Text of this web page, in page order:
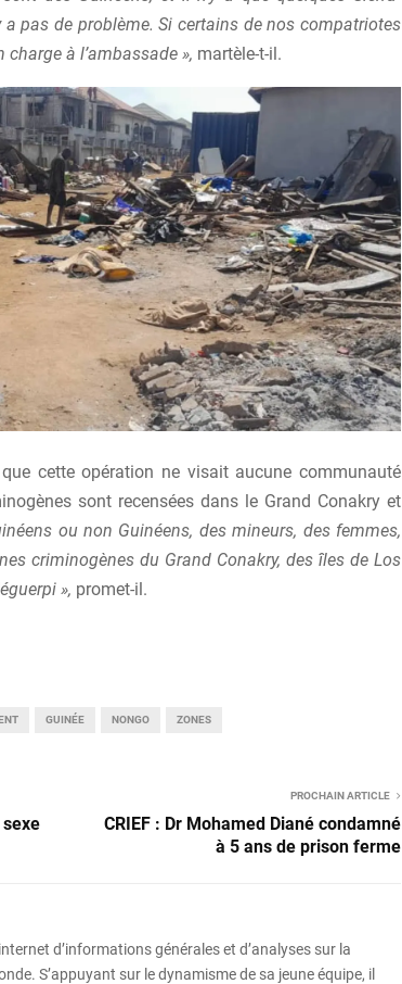
a pas de problème. Si certains de nos compatriotes
à l’ambassade », martèle-t-il.
cette opération ne visait aucune communauté
sont recensées dans le Grand Conakry et
ou non Guinéens, des mineurs, des femmes,
criminogènes du Grand Conakry, des îles de Los
», promet-il.
GUINÉE NONGO ZONES
PROCHAIN ARTICLE
CRIEF : Dr Mohamed Diané condamné
à 5 ans de prison ferme
d’informations générales et d’analyses sur la
S’appuyant sur le dynamisme de sa jeune équipe, il